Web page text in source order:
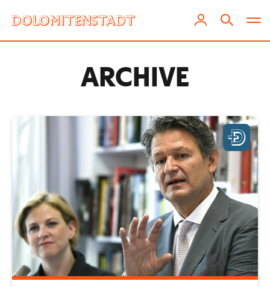
ARCHIVE